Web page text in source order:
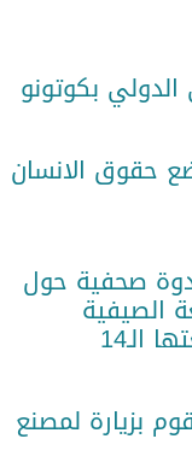
الدولي بكوتونو
حقوق الانسان
ندوة صحفية حول
الصيفية
الـ14
بزيارة لمصنع